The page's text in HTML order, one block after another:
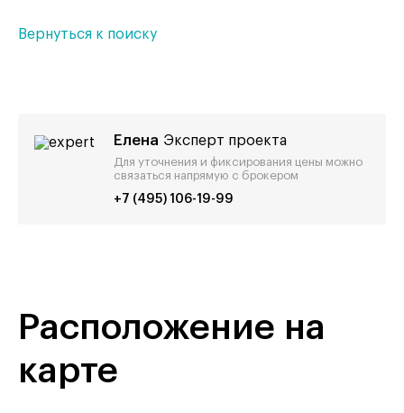
Вернуться к поиску
Елена Эксперт проекта
Для уточнения и фиксирования цены можно
связаться напрямую с брокером
+7 (495) 106-19-99
Расположение на
карте